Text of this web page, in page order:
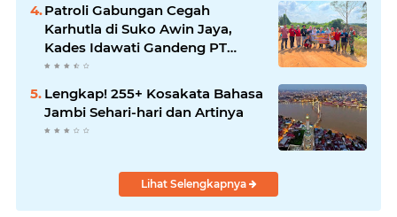
Patroli Gabungan Cegah
Karhutla di Suko Awin Jaya,
Kades Idawati Gandeng PT
BBB-S, TNI dan BPD
Lengkap! 255+ Kosakata Bahasa
Jambi Sehari-hari dan Artinya
Lihat Selengkapnya